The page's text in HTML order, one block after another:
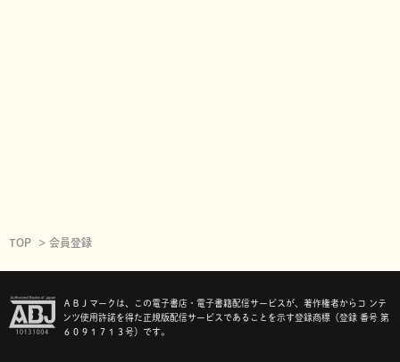
TOP 会員登録
ＡＢＪマークは、この電子書店・電子書籍配信サービスが、著作権者からコ ンテ
ンツ使用許諾を得た正規版配信サービスであることを示す登録商標（登録 番号 第
６０９１７１３号）です。